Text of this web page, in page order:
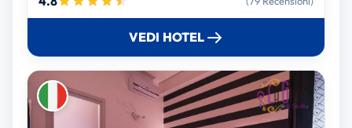
VEDI HOTEL